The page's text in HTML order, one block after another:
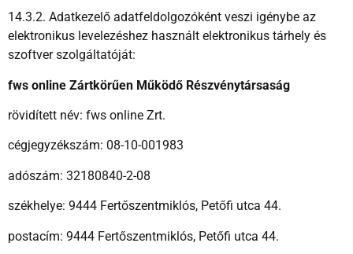
14.3.2. Adatkezelő adatfeldolgozóként veszi igénybe az
elektronikus levelezéshez használt elektronikus tárhely és
szoftver szolgáltatóját:
fws online Zártkörűen Működő Részvénytársaság
rövidített név: fws online Zrt.
cégjegyzékszám: 08-10-001983
adószám: 32180840-2-08
székhelye: 9444 Fertőszentmiklós, Petőfi utca 44.
postacím: 9444 Fertőszentmiklós, Petőfi utca 44.